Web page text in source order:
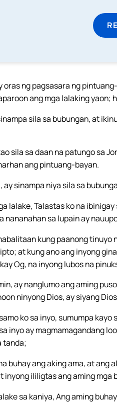
oras ng pagsasara ng
ang mga lalaking yaon;
sila sa bubungan, at
sila sa daan na patungo sa
ang pintuang-bayan.
ay sinampa niya sila sa
lalake, Talastas ko na
nananahan sa lupain ay
kung paanong
at kung ano ang inyong
Og, na inyong lubos na
ay nanglumo ang aming
ninyong Dios, ay siyang
ko sa inyo, sumumpa
inyo ay magmamagandang
tanda;
buhay ang aking ama, at ang
ililigtas ang aming mga
sa kaniya, Ang aming